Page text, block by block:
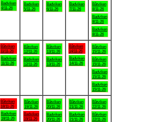
Badviken
4/11-26
Badviken
5/11-26
Badviken
6/11-26
Badviken
7/11-26
Båtviken
8/11-26
Badviken
8/11-26
Badviken
8/11-26
Båtviken
11/11-26
Badviken
11/11-26
Båtviken
12/11-26
Badviken
12/11-26
Båtviken
13/11-26
Badviken
13/11-26
Båtviken
14/11-26
Badviken
14/11-26
Båtviken
15/11-26
Båtviken
15/11-26
Badviken
15/11-26
Badviken
15/11-26
Båtviken
18/11-26
Badviken
18/11-26
Båtviken
19/11-26
Badviken
19/11-26
Båtviken
20/11-26
Badviken
20/11-26
Båtviken
21/11-26
Badviken
21/11-26
Båtviken
22/11-26
Båtviken
22/11-26